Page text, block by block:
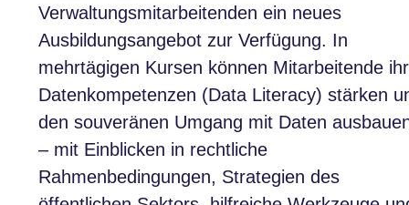
Verwaltungsmitarbeitenden ein neues
Ausbildungsangebot zur Verfügung. In
mehrtägigen Kursen können Mitarbeitende
Datenkompetenzen (Data Literacy) stärken
den souveränen Umgang mit Daten
– mit Einblicken in rechtliche
Rahmenbedingungen, Strategien des